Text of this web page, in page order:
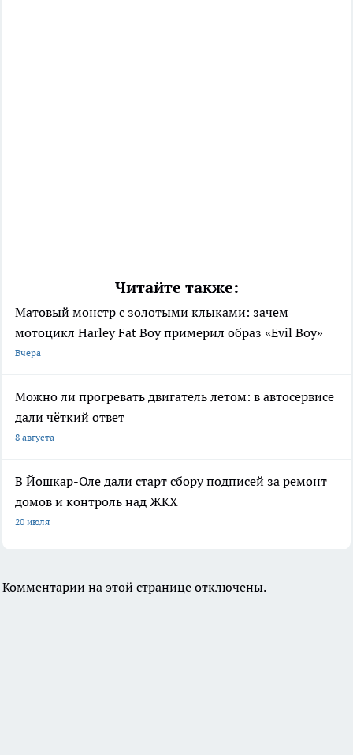
Читайте также:
Матовый монстр с золотыми клыками: зачем
мотоцикл Harley Fat Boy примерил образ «Evil Boy»
Вчера
Можно ли прогревать двигатель летом: в автосервисе
дали чёткий ответ
8 августа
В Йошкар-Оле дали старт сбору подписей за ремонт
домов и контроль над ЖКХ
20 июля
Комментарии на этой странице отключены.